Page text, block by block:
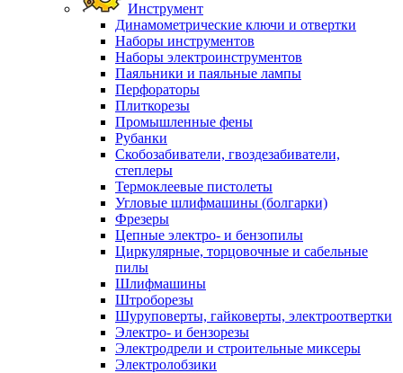
Инструмент
Динамометрические ключи и отвертки
Наборы инструментов
Наборы электроинструментов
Паяльники и паяльные лампы
Перфораторы
Плиткорезы
Промышленные фены
Рубанки
Скобозабиватели, гвоздезабиватели,
степлеры
Термоклеевые пистолеты
Угловые шлифмашины (болгарки)
Фрезеры
Цепные электро- и бензопилы
Циркулярные, торцовочные и сабельные
пилы
Шлифмашины
Штроборезы
Шуруповерты, гайковерты, электроотвертки
Электро- и бензорезы
Электродрели и строительные миксеры
Электролобзики